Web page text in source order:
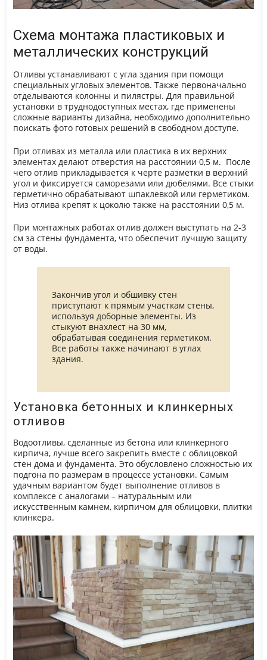
Схема монтажа пластиковых и
металлических конструкций
Отливы устанавливают с угла здания при помощи
специальных угловых элементов. Также первоначально
отделываются колонны и пилястры. Для правильной
установки в труднодоступных местах, где применены
сложные варианты дизайна, необходимо дополнительно
поискать фото готовых решений в свободном доступе.
При отливах из металла или пластика в их верхних
элементах делают отверстия на расстоянии 0,5 м. После
чего отлив прикладывается к черте разметки в верхний
угол и фиксируется саморезами или дюбелями. Все стыки
герметично обрабатывают шпаклевкой или герметиком.
Низ отлива крепят к цоколю также на расстоянии 0,5 м.
При монтажных работах отлив должен выступать на 2-3
см за стены фундамента, что обеспечит лучшую защиту
от воды.
Закончив угол и обшивку стен
приступают к прямым участкам стены,
используя доборные элементы. Из
стыкуют внахлест на 30 мм,
обрабатывая соединения герметиком.
Все работы также начинают в углах
здания.
Установка бетонных и клинкерных
отливов
Водоотливы, сделанные из бетона или клинкерного
кирпича, лучше всего закрепить вместе с облицовкой
стен дома и фундамента. Это обусловлено сложностью их
подгона по размерам в процессе установки. Самым
удачным вариантом будет выполнение отливов в
комплексе с аналогами – натуральным или
искусственным камнем, кирпичом для облицовки, плитки
клинкера.